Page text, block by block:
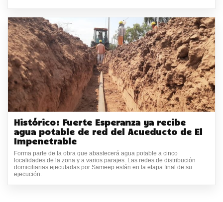
Histórico: Fuerte Esperanza ya recibe
agua potable de red del Acueducto de El
Impenetrable
Forma parte de la obra que abastecerá agua potable a cinco
localidades de la zona y a varios parajes. Las redes de distribución
domiciliarias ejecutadas por Sameep están en la etapa final de su
ejecución.